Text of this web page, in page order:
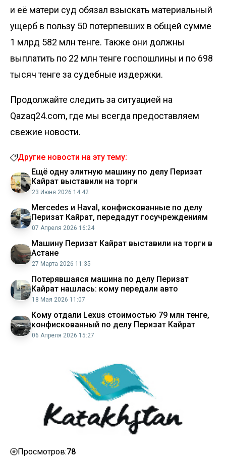
и её матери суд обязал взыскать материальный
ущерб в пользу 50 потерпевших в общей сумме
1 млрд 582 млн тенге. Также они должны
выплатить по 22 млн тенге госпошлины и по 698
тысяч тенге за судебные издержки.
Продолжайте следить за ситуацией на
Qazaq24.com, где мы всегда предоставляем
свежие новости.
Другие новости на эту тему:
Ещё одну элитную машину по делу Перизат
Кайрат выставили на торги
23 Июня 2026 14:42
Mercedes и Haval, конфискованные по делу
Перизат Кайрат, передадут госучреждениям
07 Апреля 2026 16:24
Машину Перизат Кайрат выставили на торги в
Астане
27 Марта 2026 11:35
Потерявшаяся машина по делу Перизат
Кайрат нашлась: кому передали авто
18 Мая 2026 11:07
Кому отдали Lexus стоимостью 79 млн тенге,
конфискованный по делу Перизат Кайрат
06 Апреля 2026 15:27
Просмотров:78